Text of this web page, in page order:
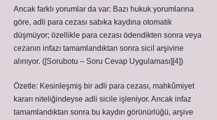
Ancak farklı yorumlar da var: Bazı hukuk yorumlarına
göre, adli para cezası sabıka kaydına otomatik
düşmüyor; özellikle para cezası ödendikten sonra veya
cezanın infazı tamamlandıktan sonra sicil arşivine
alınıyor. ([Sorubotu – Soru Cevap Uygulaması][4])
Özetle: Kesinleşmiş bir adli para cezası, mahkûmiyet
kararı niteliğindeyse adli sicile işleniyor. Ancak infaz
tamamlandıktan sonra bu kaydın görünürlüğü, arşive